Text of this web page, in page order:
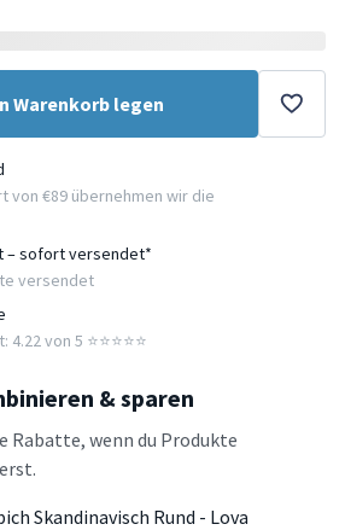
Warenkorb legen
von €89 übernehmen wir die
– sofort versendet*
versendet
von 5 ⭐️⭐️⭐️⭐️⭐️
& sparen
Rabatte, wenn du Produkte
Skandinavisch Rund - Lova